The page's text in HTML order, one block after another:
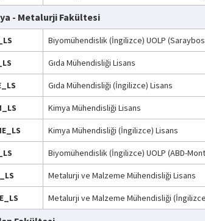
- Metalurji Fakültesi
Biyomühendislik (İngilizce) UOLP
Gıda Mühendisliği Lisans
Gıda Mühendisliği (İngilizce) Lisans
Kimya Mühendisliği Lisans
Kimya Mühendisliği (İngilizce) Lisans
Biyomühendislik (İngilizce) UOLP (ABD-
Metalurji ve Malzeme Mühendisliği Lisans
Metalurji ve Malzeme Mühendisliği